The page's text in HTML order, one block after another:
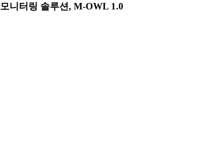
모니터링 솔루션, M-OWL 1.0